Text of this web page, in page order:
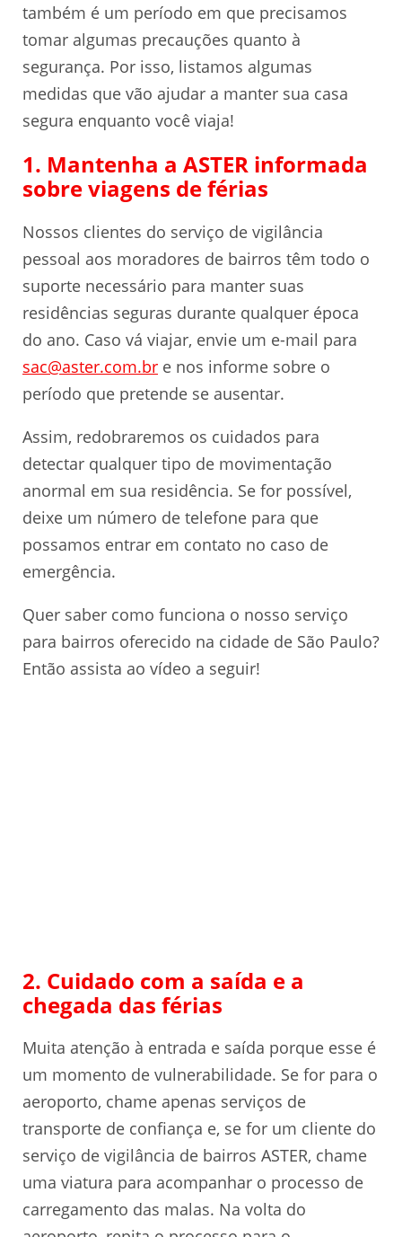
também é um período em que precisamos
tomar algumas precauções quanto à
segurança. Por isso, listamos algumas
medidas que vão ajudar a manter sua casa
segura enquanto você viaja!
1. Mantenha a ASTER informada
sobre viagens de férias
Nossos clientes do serviço de vigilância
pessoal aos moradores de bairros têm todo o
suporte necessário para manter suas
residências seguras durante qualquer época
do ano. Caso vá viajar, envie um e-mail para
sac@aster.com.br e nos informe sobre o
período que pretende se ausentar.
Assim, redobraremos os cuidados para
detectar qualquer tipo de movimentação
anormal em sua residência. Se for possível,
deixe um número de telefone para que
possamos entrar em contato no caso de
emergência.
Quer saber como funciona o nosso serviço
para bairros oferecido na cidade de São Paulo?
Então assista ao vídeo a seguir!
2. Cuidado com a saída e a
chegada das férias
Muita atenção à entrada e saída porque esse é
um momento de vulnerabilidade. Se for para o
aeroporto, chame apenas serviços de
transporte de confiança e, se for um cliente do
serviço de vigilância de bairros ASTER, chame
uma viatura para acompanhar o processo de
carregamento das malas. Na volta do